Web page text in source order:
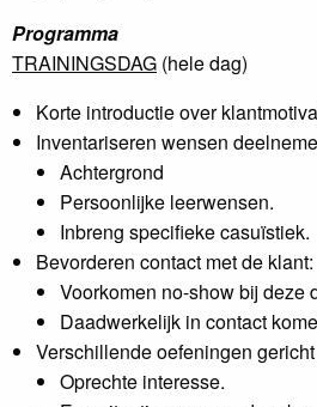
Programma
TRAININGSDAG (hele dag)
Korte introductie over
Inventariseren wensen
Achtergrond
Persoonlijke leerwensen.
Inbreng specifieke casuïstiek.
Bevorderen contact met de klant:
Voorkomen no-show bij deze
Daadwerkelijk in contact
Verschillende oefeningen
Oprechte interesse.